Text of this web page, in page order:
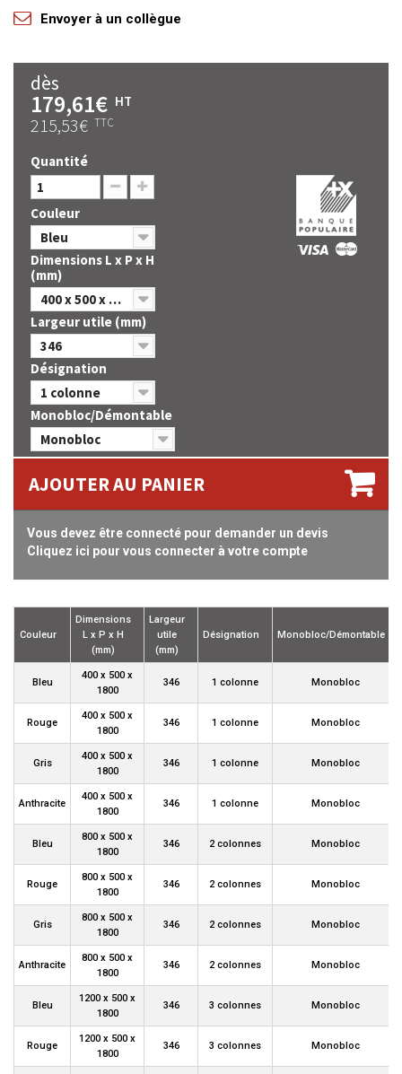
Envoyer à un collègue
dès
179,61€ HT
215,53€ TTC
Quantité
Couleur
Bleu
Dimensions L x P x H
(mm)
400 x 500 x 1800
Largeur utile (mm)
346
Désignation
1 colonne
Monobloc/Démontable
Monobloc
AJOUTER AU PANIER
Vous devez être connecté pour demander un devis
Cliquez ici pour vous connecter à votre compte
Couleur
Dimensions
L x P x H
(mm)
Largeur
utile
(mm)
Désignation Monobloc/Démontable
Bleu
400 x 500 x
1800
346 1 colonne Monobloc
Rouge
400 x 500 x
1800
346 1 colonne Monobloc
Gris
400 x 500 x
1800
346 1 colonne Monobloc
Anthracite
400 x 500 x
1800
346 1 colonne Monobloc
Bleu
800 x 500 x
1800
346 2 colonnes Monobloc
Rouge
800 x 500 x
1800
346 2 colonnes Monobloc
Gris
800 x 500 x
1800
346 2 colonnes Monobloc
Anthracite
800 x 500 x
1800
346 2 colonnes Monobloc
Bleu
1200 x 500 x
1800
346 3 colonnes Monobloc
Rouge
1200 x 500 x
1800
346 3 colonnes Monobloc